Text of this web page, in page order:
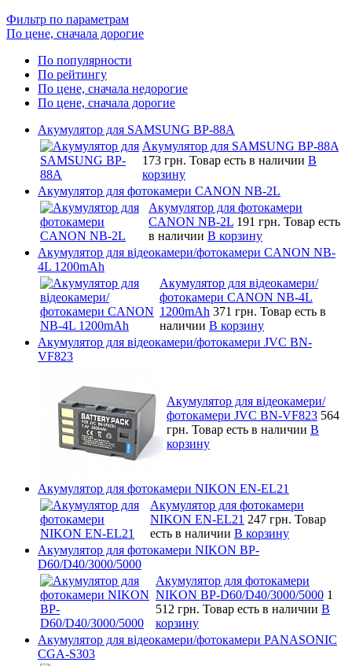
Фильтр по параметрам
По цене, сначала дорогие
По популярности
По рейтингу
По цене, сначала недорогие
По цене, сначала дорогие
Акумулятор для SAMSUNG BP-88A
Акумулятор для SAMSUNG BP-88A
173 грн. Товар есть в наличии В
корзину
Акумулятор для фотокамери CANON NB-2L
Акумулятор для фотокамери
CANON NB-2L 191 грн. Товар есть
в наличии В корзину
Акумулятор для відеокамери/фотокамери CANON NB-
4L 1200mAh
Акумулятор для відеокамери/
фотокамери CANON NB-4L
1200mAh 371 грн. Товар есть в
наличии В корзину
Акумулятор для відеокамери/фотокамери JVC BN-
VF823
Акумулятор для відеокамери/
фотокамери JVC BN-VF823 564
грн. Товар есть в наличии В
корзину
Акумулятор для фотокамери NIKON EN-EL21
Акумулятор для фотокамери
NIKON EN-EL21 247 грн. Товар
есть в наличии В корзину
Акумулятор для фотокамери NIKON BP-
D60/D40/3000/5000
Акумулятор для фотокамери
NIKON BP-D60/D40/3000/5000 1
512 грн. Товар есть в наличии В
корзину
Акумулятор для відеокамери/фотокамери PANASONIC
CGA-S303